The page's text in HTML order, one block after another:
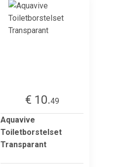
€ 10.49
Aquavive
Toiletborstelset
Transparant